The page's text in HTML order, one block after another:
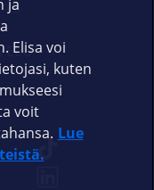
ja
Elisa voi
kuten
voit
Lue